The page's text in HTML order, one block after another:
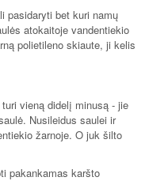
pasidaryti bet kuri namų
atokaitoje vandentiekio
polietileno skiaute, ji kelis
vieną didelį minusą - jie
Nusileidus saulei ir
žarnoje. O juk šilto
pakankamas karšto